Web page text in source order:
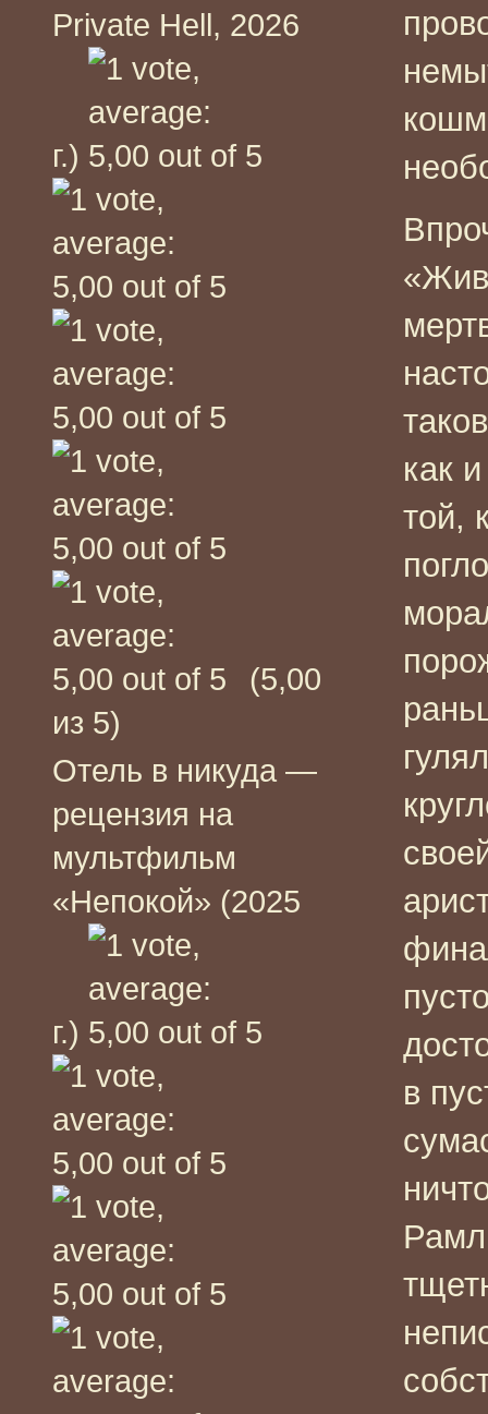
Private Hell, 2026
г.)
(5,00
из 5)
Отель в никуда —
рецензия на
мультфильм
«Непокой» (2025
г.)
как
той,
в